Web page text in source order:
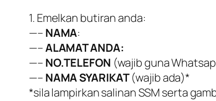
1. Emelkan butiran anda:
—– NAMA:
—–ALAMAT ANDA:
—– NO.TELEFON (wajib guna
—– NAMA SYARIKAT(wajib ada)*
*sila lampirkan salinan SSM serta